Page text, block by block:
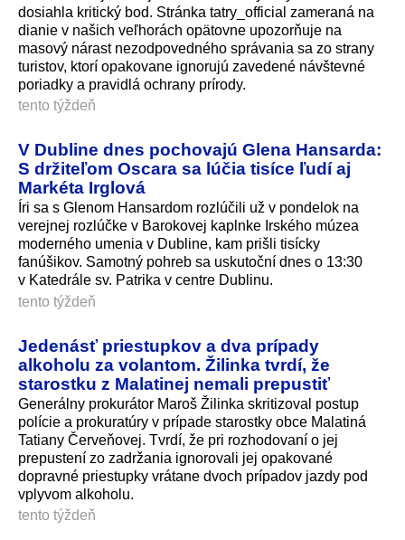
dosiahla kritický bod. Stránka tatry_official zameraná na
dianie v našich veľhorách opätovne upozorňuje na
masový nárast nezodpovedného správania sa zo strany
turistov, ktorí opakovane ignorujú zavedené návštevné
poriadky a pravidlá ochrany prírody.
tento týždeň
V Dubline dnes pochovajú Glena Hansarda:
S držiteľom Oscara sa lúčia tisíce ľudí aj
Markéta Irglová
Íri sa s Glenom Hansardom rozlúčili už v pondelok na
verejnej rozlúčke v Barokovej kaplnke Irského múzea
moderného umenia v Dubline, kam prišli tisícky
fanúšikov. Samotný pohreb sa uskutoční dnes o 13:30
v Katedrále sv. Patrika v centre Dublinu.
tento týždeň
Jedenásť priestupkov a dva prípady
alkoholu za volantom. Žilinka tvrdí, že
starostku z Malatinej nemali prepustiť
Generálny prokurátor Maroš Žilinka skritizoval postup
polície a prokuratúry v prípade starostky obce Malatiná
Tatiany Červeňovej. Tvrdí, že pri rozhodovaní o jej
prepustení zo zadržania ignorovali jej opakované
dopravné priestupky vrátane dvoch prípadov jazdy pod
vplyvom alkoholu.
tento týždeň